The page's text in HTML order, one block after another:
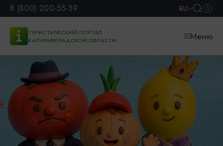
8 (800) 200-55-39 RU
ТУРИСТИЧЕСКИЙ ПОРТАЛ
КАЛИНИНГРАДСКОЙ ОБЛАСТИ
Меню